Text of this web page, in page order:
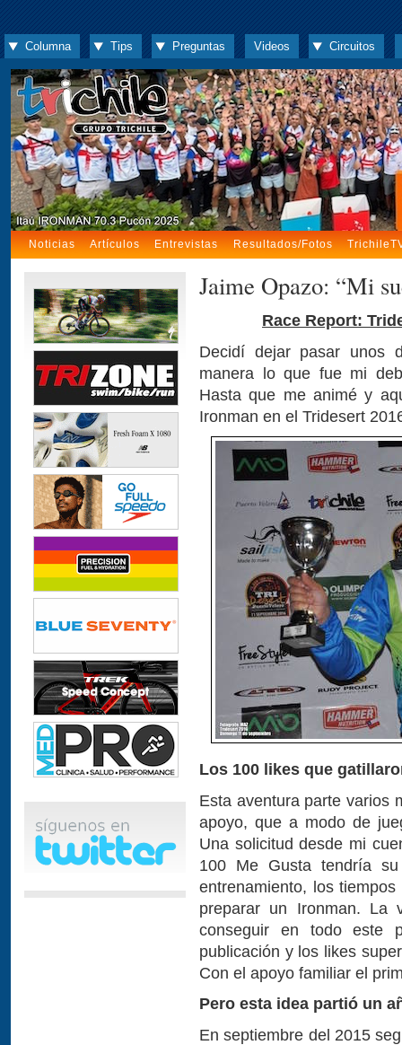
Columna Tips Preguntas Videos Circuitos
Noticias Artículos Entrevistas Resultados/Fotos
Jaime Opazo: “Mi
Race Report:
Decidí dejar pasar unos
manera lo que fue mi
Hasta que me animé y
Ironman en el Tridesert
Los 100 likes que
Esta aventura parte varios
apoyo, que a modo de
Una solicitud desde mi
100 Me Gusta tendría
entrenamiento, los
preparar un Ironman.
conseguir en todo este
publicación y los likes
Con el apoyo familiar el
Pero esta idea partió un
En septiembre del 2015